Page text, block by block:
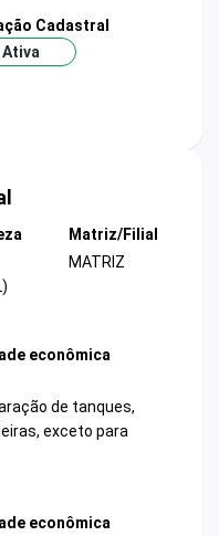
Cadastral
Ativa
Matriz/Filial
MATRIZ
econômica
de tanques,
exceto para
econômica